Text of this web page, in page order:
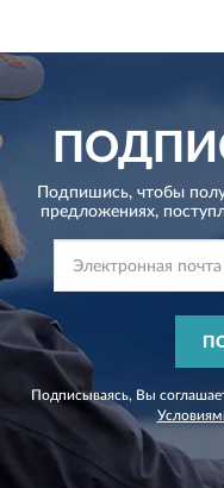
Подпишись, чтобы
предложениях,
Подписываясь, Вы